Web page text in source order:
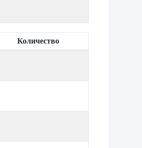
Количество